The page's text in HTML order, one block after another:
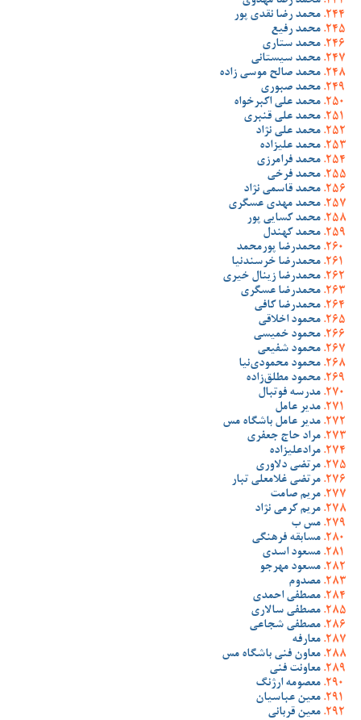
محمد رضا نقدی پور
محمد رفیع
محمد ستاری
محمد سیستانی
محمد صالح موسی زاده
محمد صبوری
محمد علی اکبرخواه
محمد علی قنبری
محمد علی نژاد
محمد علیزاده
محمد فرامرزی
محمد فرخی
محمد قاسمی نژاد
محمد مهدی عسگری
محمد کسایی پور
محمد کهندل
محمدرضا پورمحمد
محمدرضا خرسندنیا
محمدرضا زینال خیری
محمدرضا عسگری
محمدرضا کافی
محمود اخلاقی
محمود خمیسی
محمود شفیعی
محمود محمودی‌نیا
محمود مطلق‌زاده
مدرسه فوتبال
مدیر عامل
مدیر عامل باشگاه مس
مراد حاج جعفری
مرادعلیزاده
مرتضی دلاوری
مرتضی غلامعلی تبار
مریم صامت
مریم کرمی نژاد
مس ب
مسابقه فرهنگی
مسعود اسدی
مسعود مهرجو
مصدوم
مصطفی احمدی
مصطفی سالاری
مصطفی شجاعی
معارفه
معاون فنی باشگاه مس
معاونت فنی
معصومه ارژنگ
معین عباسیان
معین قربانی